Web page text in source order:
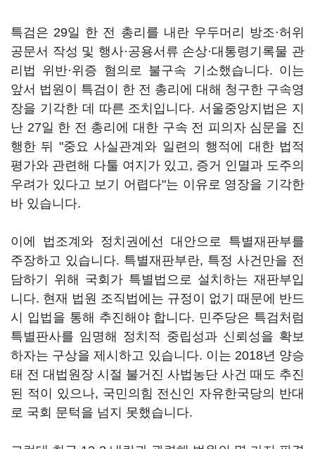
특검은 29일 한 전 총리를 내란 우두머리 방조·허위
공문서 작성 및 행사·공용서류 손상·대통령기록물 관
리법 위반·위증 혐의로 불구속 기소했습니다. 이는
앞서 법원이 특검이 한 전 총리에 대해 청구한 구속영
장을 기각한 데 따른 조치입니다. 서울중앙지법은 지
난 27일 한 전 총리에 대한 구속 전 피의자 심문을 진
행한 뒤 "중요 사실관계와 일련의 행적에 대한 법적
평가와 관련해 다툴 여지가 있고, 증거 인멸과 도주의
우려가 있다고 보기 어렵다"는 이유로 영장을 기각한
바 있습니다.
이에 법조계와 정치권에선 대안으로 특별재판부를
주장하고 있습니다. 특별재판부란, 특정 사건만을 전
담하기 위해 국회가 특별법으로 설치하는 재판부입
니다. 현재 법원 조직법에는 규정이 없기 때문에 반드
시 입법을 통해 추진해야 합니다. 민주당은 특검처럼
특별판사를 임명해 정치적 중립성과 신뢰성을 확보
하자는 구상을 제시하고 있습니다. 이는 2018년 양승
태 전 대법원장 시절 불거진 사법농단 사건 때도 추진
된 적이 있으나, 국민의힘 전신인 자유한국당의 반대
로 국회 문턱을 넘지 못했습니다.